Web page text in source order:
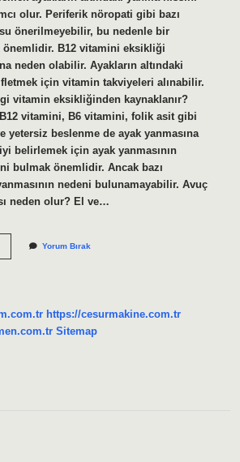
olur. Periferik nöropati gibi bazı
önerilmeyebilir, bu nedenle bir
önemlidir. B12 vitamini eksikliği
neden olabilir. Ayakların altındaki
için vitamin takviyeleri alınabilir.
vitamin eksikliğinden kaynaklanır?
vitamini, B6 vitamini, folik asit gibi
yetersiz beslenme de ayak yanmasına
belirlemek için ayak yanmasının
bulmak önemlidir. Ancak bazı
nedeni bulunamayabilir. Avuç
neden olur? El ve…
Yorum Bırak
https://cesurmakine.com.tr
Sitemap